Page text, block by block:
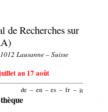
de Recherches sur
Lausanne – Suisse
au 17 août
de – en – es – fr – it